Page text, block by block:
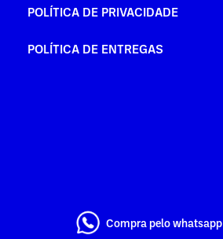
POLÍTICA DE PRIVACIDADE
POLÍTICA DE ENTREGAS
Compra pelo whatsapp